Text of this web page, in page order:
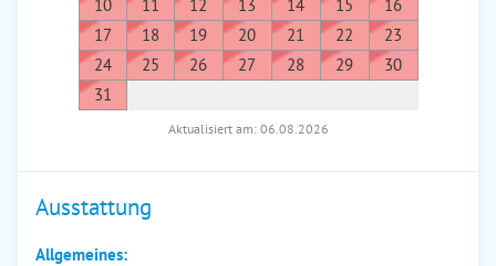
10
11 12 13 14 15
16
17
18 19 20 21 22
23
24
25 26 27 28 29
30
31
Aktualisiert am: 06.08.2026
Ausstattung
Allgemeines: